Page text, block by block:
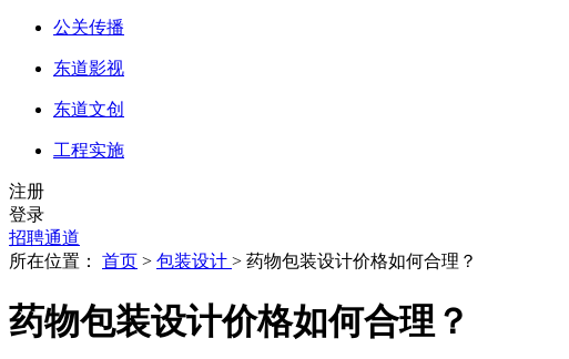
公关传播
东道影视
东道文创
工程实施
注册
登录
招聘通道
所在位置： 首页 > 包装设计 > 药物包装设计价格如何合理？
药物包装设计价格如何合理？